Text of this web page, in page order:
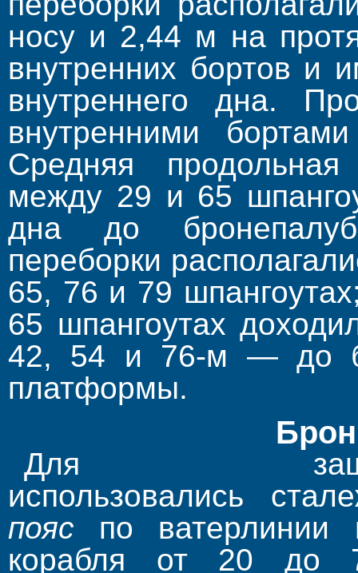
носу и 2,44 м на
внутренних бортов и
внутреннего дна.
внутренними
Средняя продольная
между 29 и 65
дна до
переборки
65, 76 и 79
65 шпангоутах
42, 54 и 76-м — до
платформы.
Для
использовались
пояс по ватерлинии
корабля от 20 до